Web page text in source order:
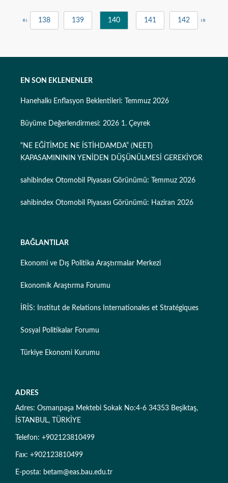
«‹ 138 139 140 141 142 ›»
EN SON EKLENENLER
Hanehalkı Enflasyon Beklentileri: Temmuz 2026
Büyüme Değerlendirmesi: 2026 1. Çeyrek
“NE EĞİTİMDE NE İSTİHDAMDA” (NEET)
KAPASAMINININ YENİDEN DÜŞÜNÜLMESİ GEREKİYOR
sahibindex Otomobil Piyasası Görünümü: Temmuz 2026
sahibindex Otomobil Piyasası Görünümü: Haziran 2026
BAĞLANTILAR
Ekonomi ve Dış Politika Araştırmalar Merkezi
Ekonomik Araştırma Forumu
İRİS: Institut de Relations Internationales et Stratégiques
Sosyal Politikalar Forumu
Türkiye Ekonomi Kurumu
ADRES
Adres: Osmanpaşa Mektebi Sokak No:4-6 34353 Beşiktaş,
İSTANBUL, TÜRKİYE
Telefon: +902123810499
Fax: +902123810499
E-posta: betam@eas.bau.edu.tr